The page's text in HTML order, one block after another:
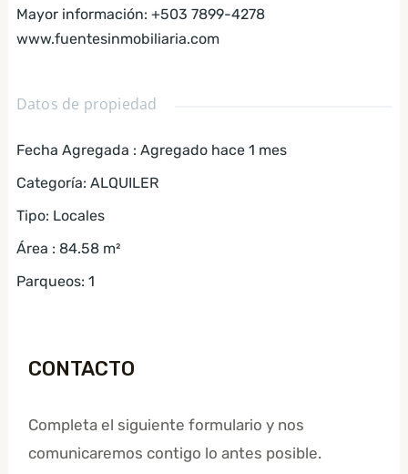
Mayor información: +503 7899-4278
www.fuentesinmobiliaria.com
Datos de propiedad
Fecha Agregada : Agregado hace 1 mes
Categoría: ALQUILER
Tipo: Locales
Área : 84.58 m²
Parqueos: 1
CONTACTO
Completa el siguiente formulario y nos
comunicaremos contigo lo antes posible.